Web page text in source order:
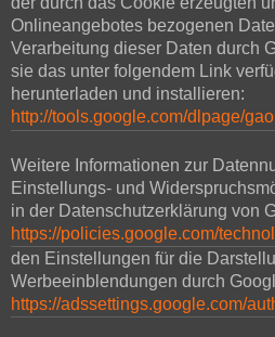
Onlineangebotes bezogenen
Verarbeitung dieser Daten durch
sie das unter folgendem Link
herunterladen und installieren:
http://tools.google.com/dlpage/
Weitere Informationen zur
Einstellungs- und
in der Datenschutzerklärung von
https://policies.google.com/
den Einstellungen für die
Werbeeinblendungen durch
https://adssettings.google.com/